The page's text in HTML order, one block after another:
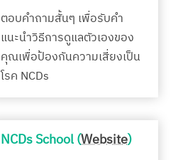
ตอบคำถามสั้นๆ เพื่อรับคำ
แนะนำวิธีการดูแลตัวเองของ
คุณเพื่อป้องกันความเสี่ยงเป็น
โรค NCDs
NCDs School (Website)